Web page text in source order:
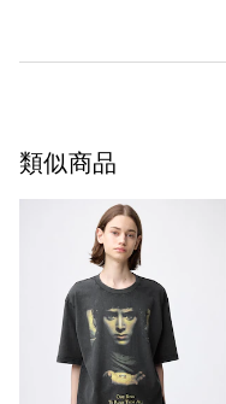
類似商品